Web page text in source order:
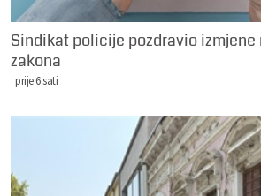
Sindikat policije pozdravio
zakona
prije 6 sati